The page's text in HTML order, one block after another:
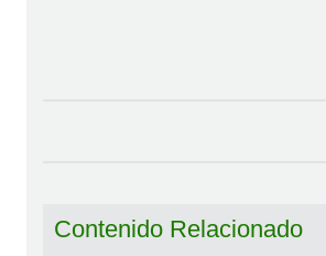
Contenido Relacionado